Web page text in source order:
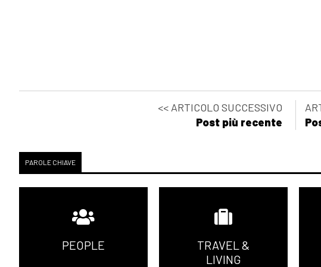
<< ARTICOLO SUCCESSIVO
Post più recente
PAROLE CHIAVE
PEOPLE
TRAVEL &
LIVING